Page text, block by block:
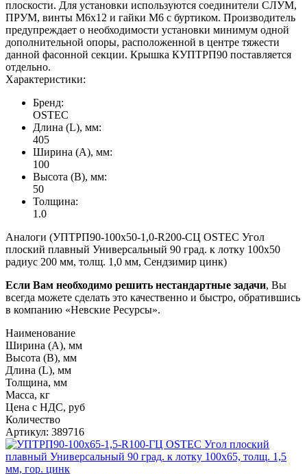
плоскости. Для установки используются соединители СЛУМ,
ПРУМ, винты М6х12 и гайки М6 с буртиком. Производитель
предупреждает о необходимости установки минимум одной
дополнительной опоры, расположенной в центре тяжести
данной фасонной секции. Крышка КУПТРП90 поставляется
отдельно.
Характеристики:
Бренд:
OSTEC
Длина (L), мм:
405
Ширина (А), мм:
100
Высота (В), мм:
50
Толщина:
1.0
Аналоги (УПТРП90-100х50-1,0-R200-СЦ OSTEC Угол
плоский плавный Универсальный 90 град. к лотку 100х50
радиус 200 мм, толщ. 1,0 мм, Сендзимир цинк)
Если Вам необходимо решить нестандартные задачи, Вы
всегда можете сделать это качественно и быстро, обратившись
в компанию «Невские Ресурсы».
Наименование
Ширина (А), мм
Высота (В), мм
Длина (L), мм
Толщина, мм
Масса, кг
Цена с НДС, руб
Количество
Артикул: 389716